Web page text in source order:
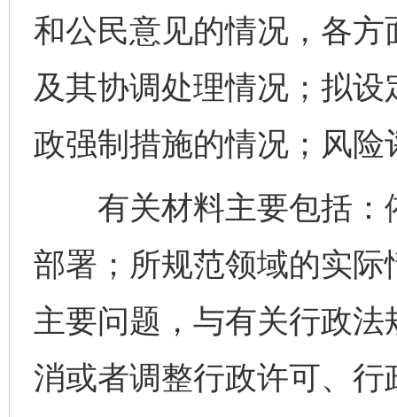
和公民意见的情况，各
及其协调处理情况；拟
政强制措施的情况；风
有关材料主要包括：
部署；所规范领域的实
主要问题，与有关行政
消或者调整行政许可、